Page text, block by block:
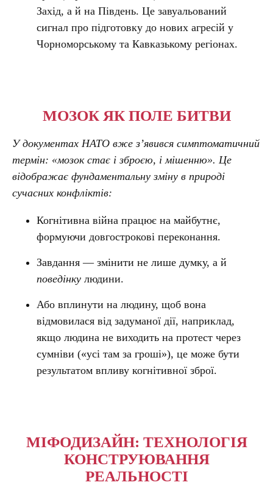
Захід, а й на Південь. Це завуальований
сигнал про підготовку до нових агресій у
Чорноморському та Кавказькому регіонах.
МОЗОК ЯК ПОЛЕ БИТВИ
У документах НАТО вже з’явився симптоматичний
термін: «мозок стає і зброєю, і мішенню». Це
відображає фундаментальну зміну в природі
сучасних конфліктів:
Когнітивна війна працює на майбутнє,
формуючи довгострокові переконання.
Завдання — змінити не лише думку, а й
поведінку людини.
Або вплинути на людину, щоб вона
відмовилася від задуманої дії, наприклад,
якщо людина не виходить на протест через
сумніви («усі там за гроші»), це може бути
результатом впливу когнітивної зброї.
МІФОДИЗАЙН: ТЕХНОЛОГІЯ
КОНСТРУЮВАННЯ
РЕАЛЬНОСТІ